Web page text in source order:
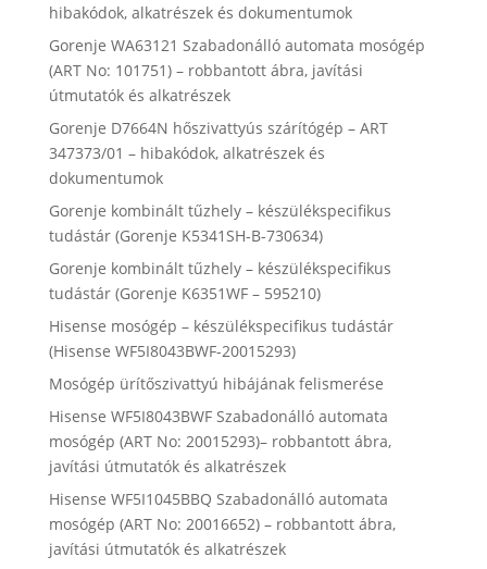
hibakódok, alkatrészek és dokumentumok
Gorenje WA63121 Szabadonálló automata mosógép
(ART No: 101751) – robbantott ábra, javítási
útmutatók és alkatrészek
Gorenje D7664N hőszivattyús szárítógép – ART
347373/01 – hibakódok, alkatrészek és
dokumentumok
Gorenje kombinált tűzhely – készülékspecifikus
tudástár (Gorenje K5341SH-B-730634)
Gorenje kombinált tűzhely – készülékspecifikus
tudástár (Gorenje K6351WF – 595210)
Hisense mosógép – készülékspecifikus tudástár
(Hisense WF5I8043BWF-20015293)
Mosógép ürítőszivattyú hibájának felismerése
Hisense WF5I8043BWF Szabadonálló automata
mosógép (ART No: 20015293)– robbantott ábra,
javítási útmutatók és alkatrészek
Hisense WF5I1045BBQ Szabadonálló automata
mosógép (ART No: 20016652) – robbantott ábra,
javítási útmutatók és alkatrészek